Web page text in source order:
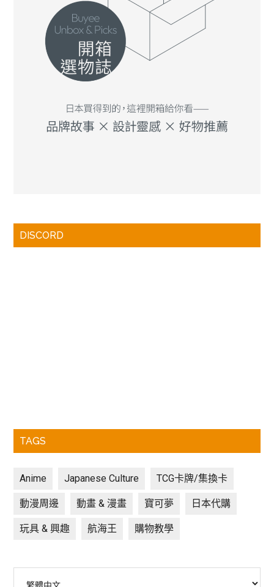
DISCORD
TAGS
Anime Japanese Culture TCG卡牌/集換卡
動漫周邊 動畫 & 漫畫 寶可夢 日本代購
玩具 & 興趣 航海王 購物教學